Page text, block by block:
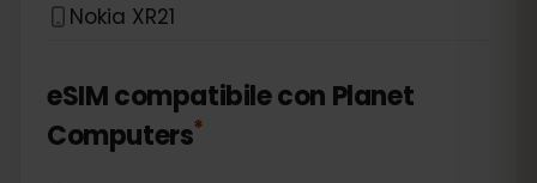
Nokia XR21
eSIM compatibile con Planet
Computers*